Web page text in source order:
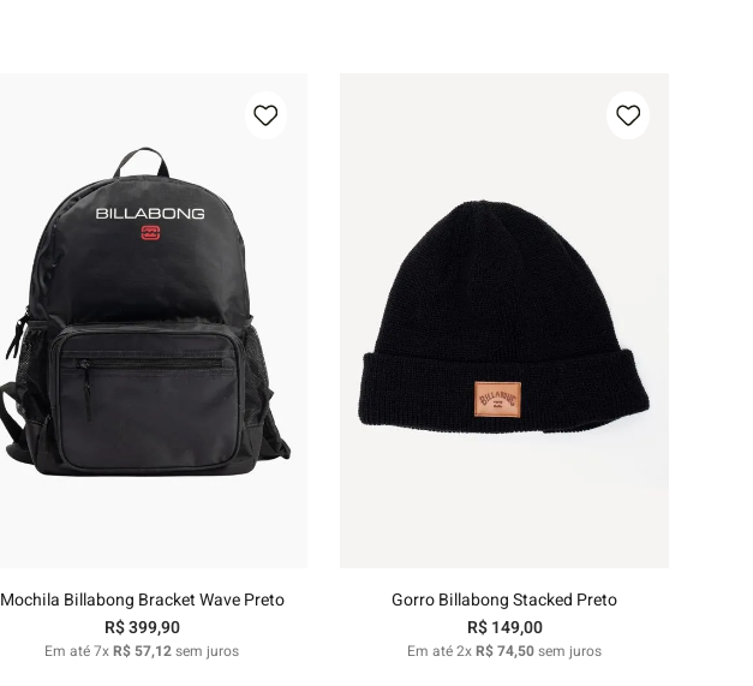
U
Mochila Billabong Bracket Wave Preto
R$399,90
Em até7xR$ 57,12sem juros
Gorro Billabong Stacked Preto
R$ 149,00
Em até2xR$74,50sem juros